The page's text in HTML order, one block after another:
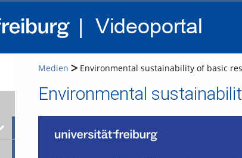
Medien Environmental sustainability of basic
Environmental